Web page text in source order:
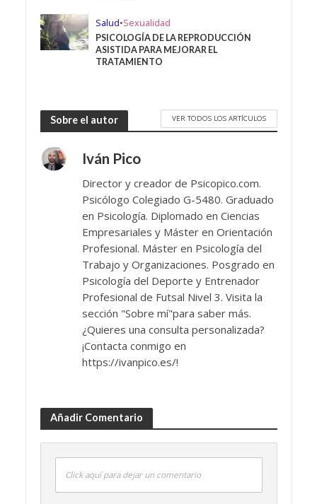
Salud•Sexualidad
PSICOLOGÍA DE LA REPRODUCCIÓN
ASISTIDA PARA MEJORAR EL
TRATAMIENTO
Sobre el autor VER TODOS LOS ARTÍCULOS
Iván Pico
Director y creador de Psicopico.com.
Psicólogo Colegiado G-5480. Graduado
en Psicología. Diplomado en Ciencias
Empresariales y Máster en Orientación
Profesional. Máster en Psicología del
Trabajo y Organizaciones. Posgrado en
Psicología del Deporte y Entrenador
Profesional de Futsal Nivel 3. Visita la
sección "Sobre mí"para saber más.
¿Quieres una consulta personalizada?
¡Contacta conmigo en
https://ivanpico.es/!
Añadir Comentario
Click aquí para dejar un comentario